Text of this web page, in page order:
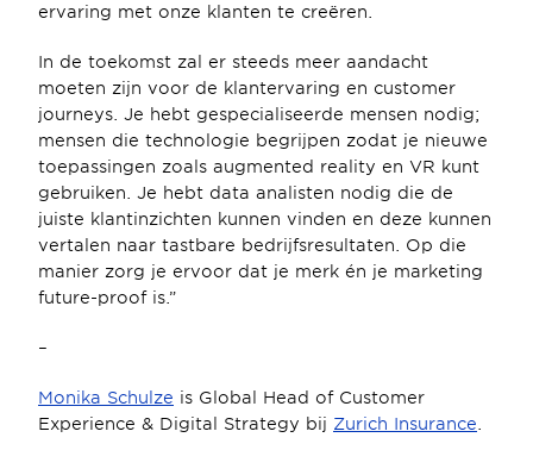
ervaring met onze klanten te creëren.
In de toekomst zal er steeds meer aandacht
moeten zijn voor de klantervaring en customer
journeys. Je hebt gespecialiseerde mensen nodig;
mensen die technologie begrijpen zodat je nieuwe
toepassingen zoals augmented reality en VR kunt
gebruiken. Je hebt data analisten nodig die de
juiste klantinzichten kunnen vinden en deze kunnen
vertalen naar tastbare bedrijfsresultaten. Op die
manier zorg je ervoor dat je merk én je marketing
future-proof is.”
–
Monika Schulze is Global Head of Customer
Experience & Digital Strategy bij Zurich Insurance